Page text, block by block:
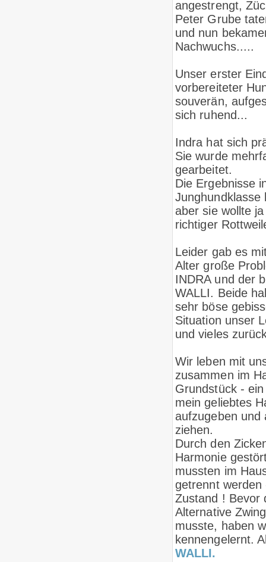
angestrengt,
Peter Grube
und nun
Nachwuchs.....
Unser erster
vorbereiteter
souverän,
sich ruhend...
Indra hat sich
Sie wurde
gearbeitet.
Die Ergebnisse
Junghundklasse
aber sie wollte
richtiger
Leider gab es
Alter große
INDRA und der
WALLI. Beide
sehr böse
Situation unser
und vieles
Wir leben mit
zusammen im
Grundstück -
mein geliebtes
aufzugeben und
ziehen.
Durch den
Harmonie
mussten im
getrennt
Zustand ! Bevor
Alternative
musste, haben
kennengelernt.
WALLI.